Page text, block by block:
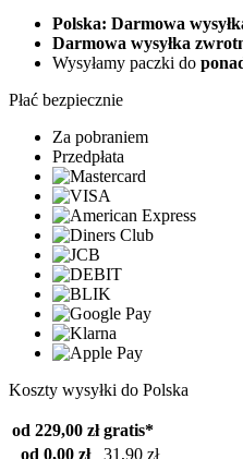
Polska: Darmowa
Darmowa wysyłka
Wysyłamy paczki do
Płać bezpiecznie
Za pobraniem
Przedpłata
Koszty wysyłki do Polska
od 229,00 zł gratis*
od 0,00 zł
31,90 zł